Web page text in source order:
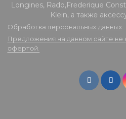
Longines, Rado,Frederique
Klein, а также
Обработка персональных данных
Предложения на данном сайте не
офертой.